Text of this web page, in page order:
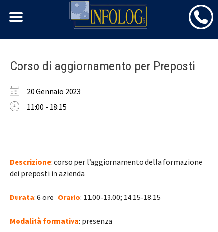
Skip
content
Corso di aggiornamento per Preposti
20 Gennaio 2023
11:00 - 18:15
Descrizione: corso per l’aggiornamento della formazione
dei preposti in azienda
Durata: 6 ore Orario: 11.00-13.00; 14.15-18.15
Modalità formativa: presenza